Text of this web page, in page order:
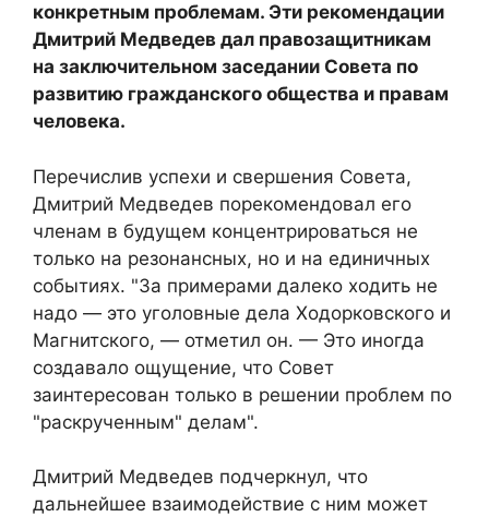
конкретным проблемам. Эти рекомендации
Дмитрий Медведев дал правозащитникам
на заключительном заседании Совета по
развитию гражданского общества и правам
человека.
Перечислив успехи и свершения Совета,
Дмитрий Медведев порекомендовал его
членам в будущем концентрироваться не
только на резонансных, но и на единичных
событиях. "За примерами далеко ходить не
надо — это уголовные дела Ходорковского и
Магнитского, — отметил он. — Это иногда
создавало ощущение, что Совет
заинтересован только в решении проблем по
"раскрученным" делам".
Дмитрий Медведев подчеркнул, что
дальнейшее взаимодействие с ним может